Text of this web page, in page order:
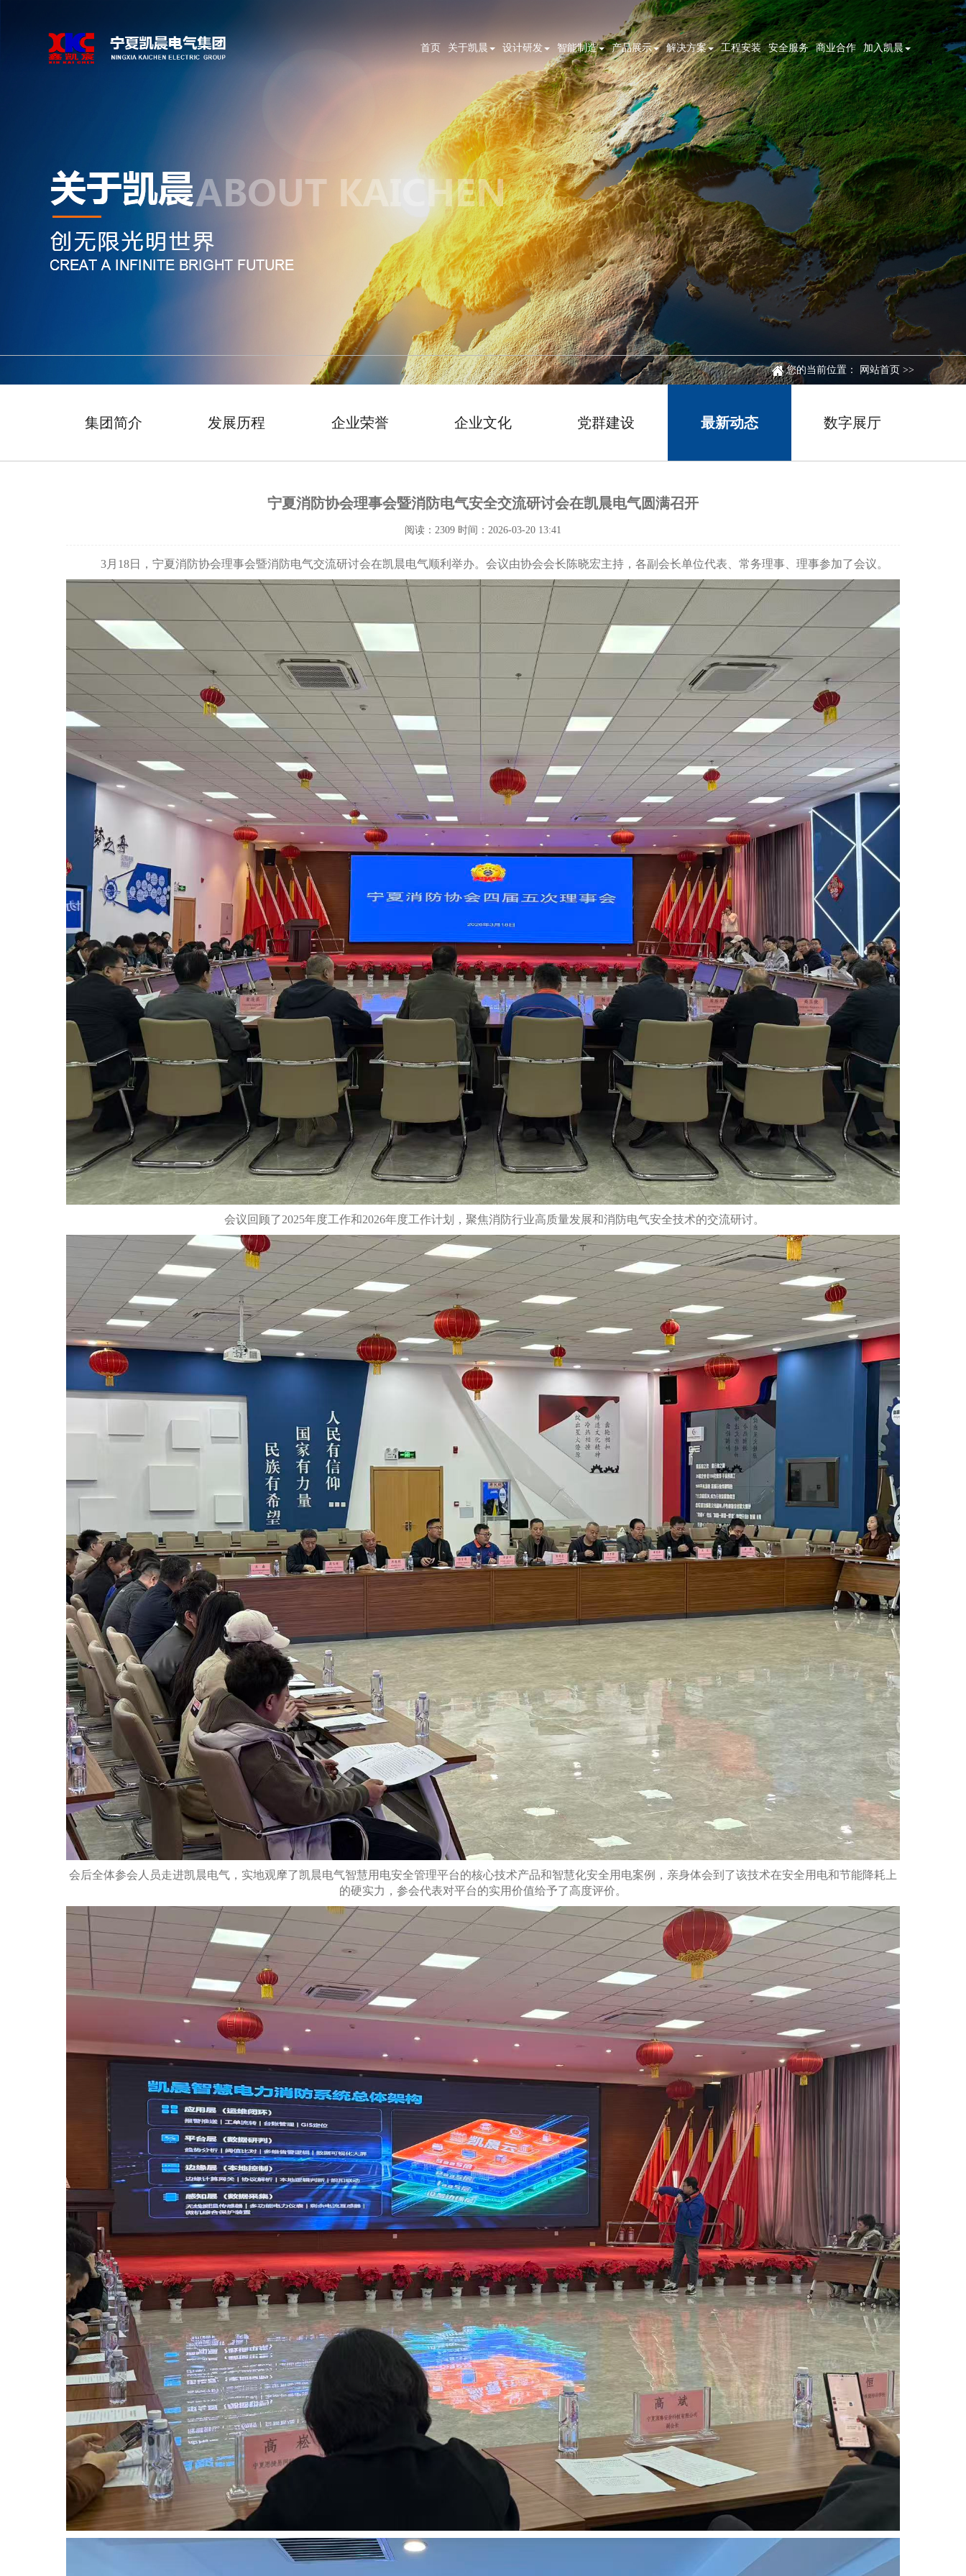
首页 关于凯晨 设计研发 智能制造 产品展示 解决方案 工程安装 安全服务 商业合作 加入凯晨
您的当前位置： 网站首页 >>
集团简介 发展历程 企业荣誉 企业文化 党群建设 最新动态 数字展厅
宁夏消防协会理事会暨消防电气安全交流研讨会在凯晨电气圆满召开
阅读：2309 时间：2026-03-20 13:41
3月18日 ， 宁夏消防协会理事会暨消防电气交流研讨会在凯晨电气顺利举办。会议由协会会长陈晓宏主持，各副会长单位代表、常务理事、理事参加了会议。
会议回顾了2025年度工作和2026年度工作计划，聚焦消防行业高质量发展和消防电气安全技术的交流研讨。
会后全体参会人员走进凯晨电气，实地观摩了凯晨电气智慧用电安全管理平台的核心技术产品和智慧化安全用电案例，亲身体会到了该技术在安全用电和节能降耗上
的硬实力，参会代表对平台的实用价值给予了高度评价。